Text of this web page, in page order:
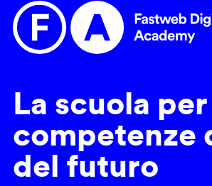
La scuola
competenze
del futuro